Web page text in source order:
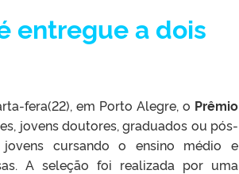
entregue a dois
fera(22), em Porto Alegre, o Prêmio
jovens doutores, graduados ou pós-
cursando o ensino médio e
A seleção foi realizada por uma